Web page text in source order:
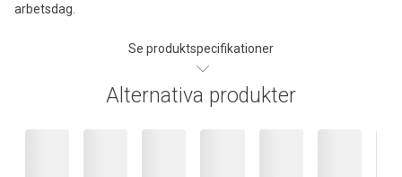
arbetsdag.
Se produktspecifikationer
Alternativa produkter